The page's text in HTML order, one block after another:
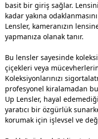
basit bir giriş sağlar.
kadar yakına
Lensler, kameranızın
yapmanıza olanak tanır.
Bu lensler sayesinde
çiçekleri veya
Koleksiyonlarınızı
profesyonel kiralamadan
Up Lensler, hayal
yaratıcı bir özgürlük
korumak için işlevsel ve